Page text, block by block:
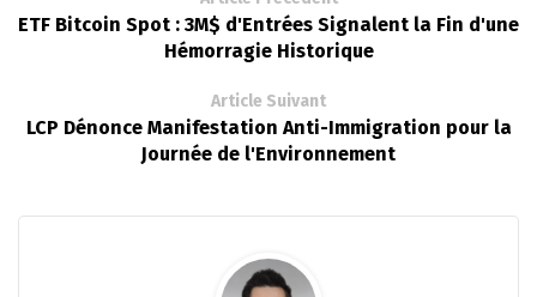
ETF Bitcoin Spot : 3M$ d'Entrées Signalent la Fin d'une
Hémorragie Historique
Article Suivant
LCP Dénonce Manifestation Anti-Immigration pour la
Journée de l'Environnement